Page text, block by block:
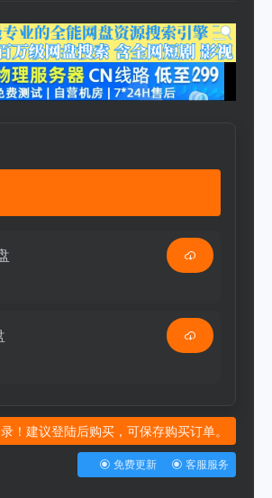
！建议登陆后购买，可保存购买订单。
免费更新 客服服务